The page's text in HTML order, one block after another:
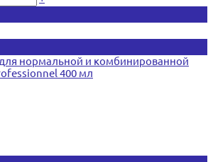
нормальной и комбинированной
400 мл